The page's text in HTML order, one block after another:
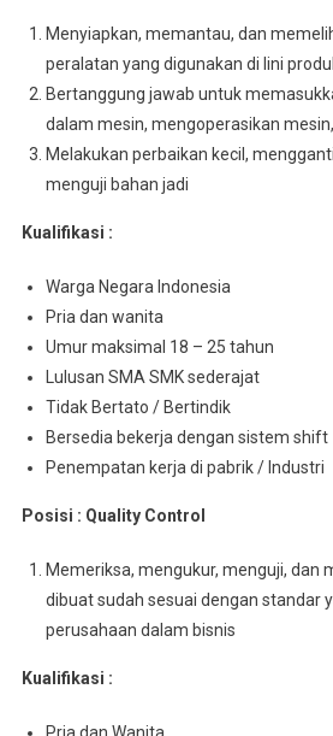
Menyiapkan, memantau, dan
peralatan yang digunakan di lini
Bertanggung jawab untuk
dalam mesin, mengoperasikan mesin,
Melakukan perbaikan kecil,
menguji bahan jadi
Kualifikasi :
Warga Negara Indonesia
Pria dan wanita
Umur maksimal 18 – 25 tahun
Lulusan SMA SMK sederajat
Tidak Bertato / Bertindik
Bersedia bekerja dengan sistem shift
Penempatan kerja di pabrik / Industri
Posisi : Quality Control
Memeriksa, mengukur, menguji, dan
dibuat sudah sesuai dengan standar
perusahaan dalam bisnis
Kualifikasi :